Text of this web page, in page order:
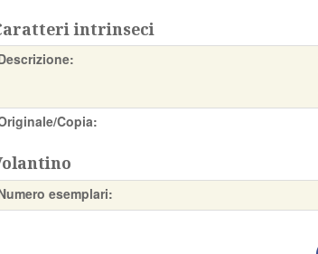
intrinseci
Copia:
esemplari: